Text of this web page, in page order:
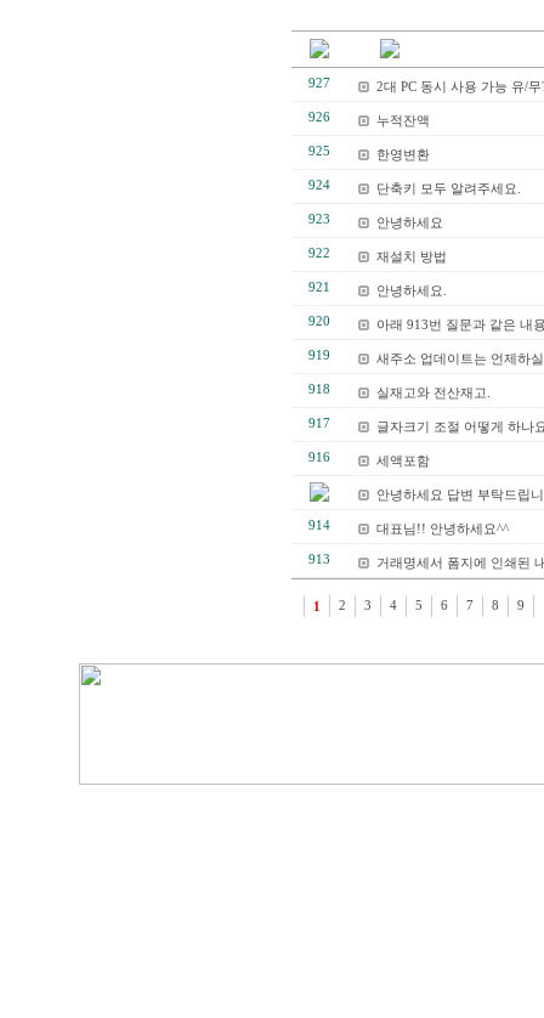
927 2대 PC 동시 사용 가능 유/무
926 누적잔액
925 한영변환
924 단축키 모두 알려주세요.
923 안녕하세요
922 재설치 방법
921 안녕하세요.
920 아래 913번 질문과 같은 내
919 새주소 업데이트는 언제하
918 실재고와 전산재고.
917 글자크기 조절 어떻게 하나
916 세액포함
안녕하세요 답변 부탁드립
914 대표님!! 안녕하세요^^
913 거래명세서 폼지에 인쇄된
1 2 3 4 5 6 7 8 9